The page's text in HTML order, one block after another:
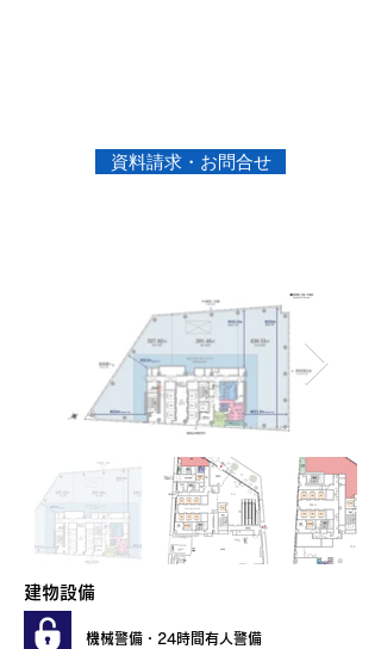
資料請求・お問合せ
建物設備
機械警備・24時間有人警備​